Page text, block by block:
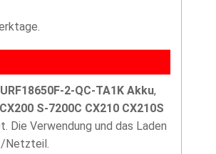
2-QC-TA1K Akku,
S-7200C CX210 CX210S
Die Verwendung und das Laden
Netzteil.